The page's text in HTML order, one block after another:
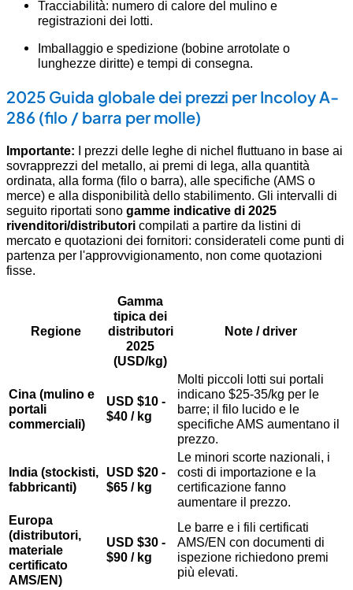
Tracciabilità: numero di calore del mulino e
registrazioni dei lotti.
Imballaggio e spedizione (bobine arrotolate o
lunghezze diritte) e tempi di consegna.
2025 Guida globale dei prezzi per Incoloy A-
286 (filo / barra per molle)
Importante: I prezzi delle leghe di nichel fluttuano in base ai
sovrapprezzi del metallo, ai premi di lega, alla quantità
ordinata, alla forma (filo o barra), alle specifiche (AMS o
merce) e alla disponibilità dello stabilimento. Gli intervalli di
seguito riportati sono gamme indicative di 2025
rivenditori/distributori compilati a partire da listini di
mercato e quotazioni dei fornitori: considerateli come punti di
partenza per l'approvvigionamento, non come quotazioni
fisse.
Regione
Gamma
tipica dei
distributori
2025
(USD/kg)
Note / driver
Cina (mulino e
portali
commerciali)
USD $10 -
$40 / kg
Molti piccoli lotti sui portali
indicano $25-35/kg per le
barre; il filo lucido e le
specifiche AMS aumentano il
prezzo.
India (stockisti,
fabbricanti)
USD $20 -
$65 / kg
Le minori scorte nazionali, i
costi di importazione e la
certificazione fanno
aumentare il prezzo.
Europa
(distributori,
materiale
certificato
AMS/EN)
USD $30 -
$90 / kg
Le barre e i fili certificati
AMS/EN con documenti di
ispezione richiedono premi
più elevati.